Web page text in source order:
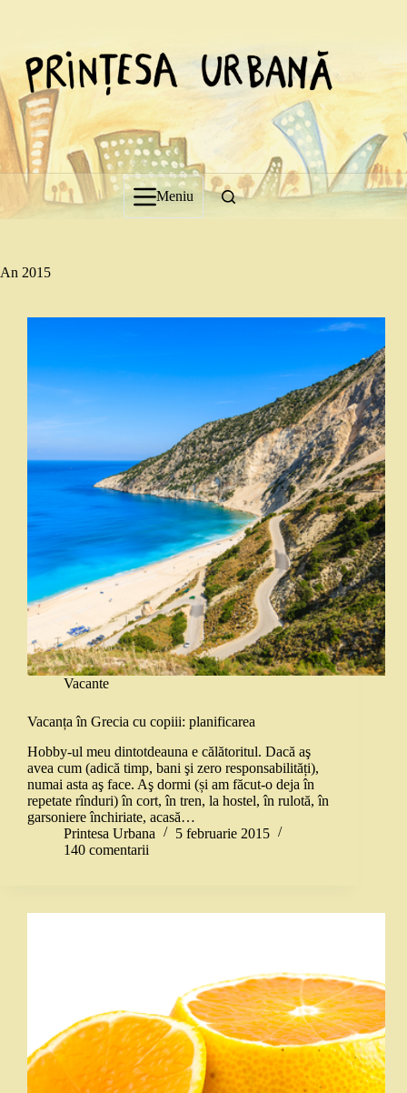
Meniu
An 2015
Vacante
Vacanța în Grecia cu copiii: planificarea
Hobby-ul meu dintotdeauna e călătoritul. Dacă aş
avea cum (adică timp, bani şi zero responsabilități),
numai asta aş face. Aş dormi (și am făcut-o deja în
repetate rînduri) în cort, în tren, la hostel, în rulotă, în
garsoniere închiriate, acasă…
Printesa Urbana
5 februarie 2015
140 comentarii